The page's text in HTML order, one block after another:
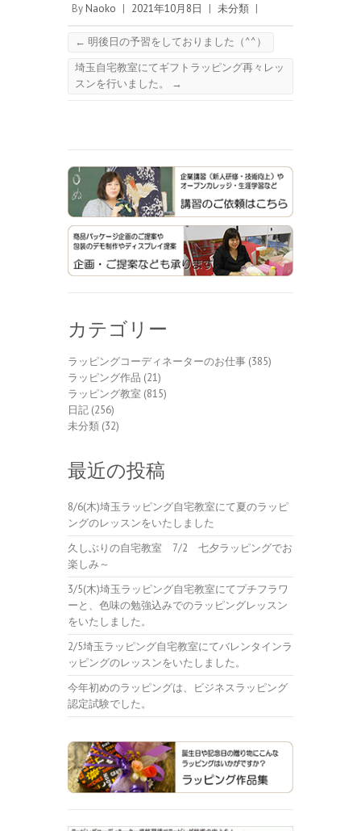
By Naoko | 2021年10月8日 | 未分類 |
← 明後日の予習をしておりました（^^）
埼玉自宅教室にてギフトラッピング再々レッ
スンを行いました。
→
カテゴリー
ラッピングコーディネーターのお仕事 (385)
ラッピング作品 (21)
ラッピング教室 (815)
日記 (256)
未分類 (32)
最近の投稿
8/6(木)埼玉ラッピング自宅教室にて夏のラッピ
ングのレッスンをいたしました
久しぶりの自宅教室 7/2 七夕ラッピングでお
楽しみ～
3/5(木)埼玉ラッピング自宅教室にてプチフラワ
ーと、色味の勉強込みでのラッピングレッスン
をいたしました。
2/5埼玉ラッピング自宅教室にてバレンタインラ
ッピングのレッスンをいたしました。
今年初めのラッピングは、ビジネスラッピング
認定試験でした。